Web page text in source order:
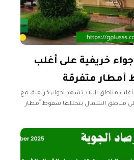
خريفية على أغلب
متفرقة
أغلب مناطق البلاد تشهد أجواء خريفية، مع
مناطق الشمال يتخللها سقوط أمطار
رأس جدير